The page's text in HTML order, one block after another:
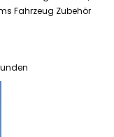
Fahrzeug Zubehör